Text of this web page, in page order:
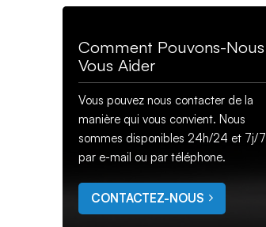
Comment Pouvons-Nous
Vous Aider
Vous pouvez nous contacter de la
manière qui vous convient. Nous
sommes disponibles 24h/24 et 7j/7
par e-mail ou par téléphone.
CONTACTEZ-NOUS